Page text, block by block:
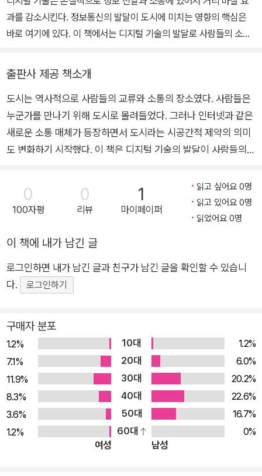
이다. 그는 도시나 지역에서 진정한 발전이란 과연 무엇이며 이를 위
해 어떻게 해야 하는지를 평생 화두로 삼아 공부하고 있다. 최근에는
임》, 《유럽의 지역발전정책》, 《국가균형발전 정책의 이론과 실천》,
《도시, 소통과 교류의 장》, 《신지역발전론》, 《인권도시 만들기》 등이
있고, 역서로는 《e?토피아》, 《세계의 테크노폴: 21세기 산업단지 만
들기》, 《모빌리티》 등이 있다.
과를 감소시킨다. 정보통신의 발달이 도시에 미치는 영향의 핵심은
바로 여기에 있다. 이 책에서는 디지털 기술의 발달로 사람들의 소통
가 어떻게 변하는지에 관심을 갖는다.
출판사 제공 책소개
도시는 역사적으로 사람들의 교류와 소통의 장소였다. 사람들은
누군가를 만나기 위해 도시로 몰려들었다. 그러나 인터넷과 같은
새로운 소통 매체가 등장하면서 도시라는 시공간적 제약의 의미
도 변화하기 시작했다. 이 책은 디지털 기술의 발달이 사람들의
인해 도시의 사회적 관계와 물리적 형태가 어떻게 변하는지를 다
양한 사례들을 통해 구체적으로 살펴보고 있다. 교류와 소통의 장
소로서 도시의 발전 인류의 문명사 속에서 도시를 연구했던 도시
사학자 멈포드(Mumford, L.)는, 도시는 그 기원부터 사람들의
소통의 중심지 역할을 하면서 역사적으로 진화해왔다고 진단한
다. 지금같이 발달된 교통통신 수단이 없었던 시절에 사람들 사이
의 교류는 한정된 공간적 범위에 국한될 수밖에 없었다. 이러한
에 사람과 시설이 집중됨으로써 물리적 이동을 최소화하면서 교
류를 최대화할 수 있었던 것이다. 도시의 크기 역시 당대의 교통?
통신 수단의 발전 수준에 좌우되었다. 도시의 최대 크기는 유사시
시민 전체에게 재빨리 사안을 알리고 즉시 시민들을 소집할 수 있
는 범위 이상을 넘어서지 못했다. 실제 고대 도시의 크기는 사람
들의 보행가능 거리나 음성전달 가능 거리를, 중세 도시의 크기는
그 당시 도시의 긴급 통신 수단이었던 교회 종소리가 도달할 수
있는 거리 이상의 범위를 벗어나지 못했다. 그렇지만 인류는 철
0
100자평
0
리뷰
1
마이페이퍼
읽고 싶어요 0명
읽고 있어요 0명
읽었어요 0명
이 책에 내가 남긴 글
로그인하면 내가 남긴 글과 친구가 남긴 글을 확인할 수 있습니
다.
로그인하기
구매자 분포
1.2% 10대
1.2%
7.1%
20대
6.0%
11.9%
30대
20.2%
8.3%
40대
22.6%
3.6%
50대
16.7%
1.2%
60대
0%
여성
남성